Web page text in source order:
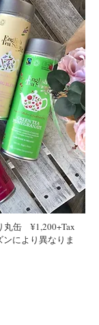
丸缶 ¥1,200+Tax
により異なりま